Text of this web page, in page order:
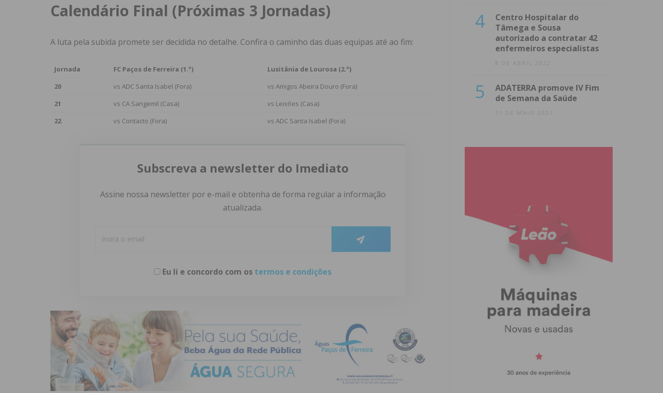
Calendário Final (Próximas 3 Jornadas)
A luta pela subida promete ser decidida no detalhe. Confira o caminho das duas equipas até ao fim:
Jornada FC Paços de Ferreira (1.º)
Lusitânia de Lourosa (2.º)
20
vs ADC Santa Isabel (Fora)
vs Amigos Abeira Douro (Fora)
21
vs CA Sangemil (Casa)
vs Leixões (Casa)
22
vs Contacto (Fora) vs ADC Santa Isabel (Fora)
Subscreva a newsletter do Imediato
Assine nossa newsletter por e-mail e obtenha de forma regular a informação
atualizada.
Eu li e concordo com os termos e condições
4
Centro Hospitalar do
Tâmega e Sousa
autorizado a contratar 42
enfermeiros especialistas
8 DE ABRIL 2022
5
ADATERRA promove IV Fim
de Semana da Saúde
21 DE MAIO 2021